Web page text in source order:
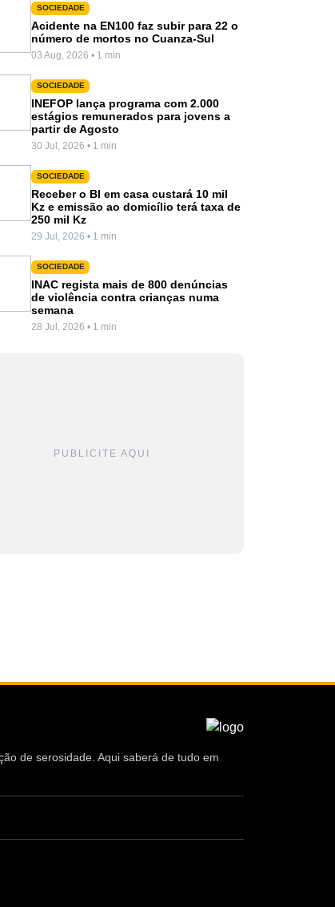
SOCIEDADE
Acidente na EN100 faz subir para 22 o
número de mortos no Cuanza-Sul
03 Aug, 2026 • 1 min
SOCIEDADE
INEFOP lança programa com 2.000
estágios remunerados para jovens a
partir de Agosto
30 Jul, 2026 • 1 min
SOCIEDADE
Receber o BI em casa custará 10 mil
Kz e emissão ao domicílio terá taxa de
250 mil Kz
29 Jul, 2026 • 1 min
SOCIEDADE
INAC regista mais de 800 denúncias
de violência contra crianças numa
semana
28 Jul, 2026 • 1 min
PUBLICITE AQUI
de serosidade. Aqui saberá de tudo em